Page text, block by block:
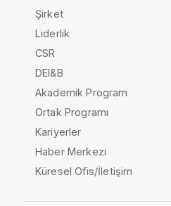
Şirket
Liderlik
CSR
DEI&B
Akademik Program
Ortak Programı
Kariyerler
Haber Merkezi
Küresel Ofis/İletişim